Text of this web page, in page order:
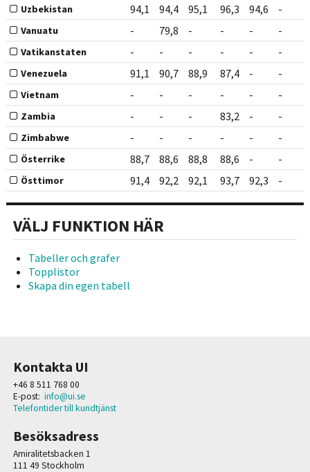
Uzbekistan 94,1 94,4 95,1 96,3 94,6 -
Vanuatu - 79,8 - - - -
Vatikanstaten - - - - - -
Venezuela 91,1 90,7 88,9 87,4 - -
Vietnam - - - - - -
Zambia - - - 83,2 - -
Zimbabwe - - - - - -
Österrike 88,7 88,6 88,8 88,6 - -
Östtimor 91,4 92,2 92,1 93,7 92,3 -
VÄLJ FUNKTION HÄR
Tabeller och grafer
Topplistor
Skapa din egen tabell
Kontakta UI
+46 8 511 768 00
E-post: info@ui.se
Telefontider till kundtjänst
Besöksadress
Amiralitetsbacken 1
111 49 Stockholm